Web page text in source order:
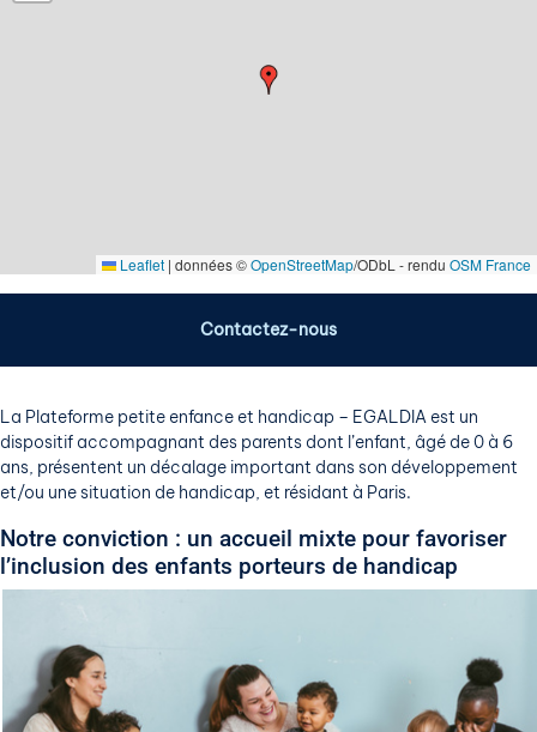
La Plateforme petite enfance et handicap – EGALDIA est un
dispositif accompagnant des parents dont l’enfant, âgé de 0 à 6
ans, présentent un décalage important dans son développement
et/ou une situation de handicap, et résidant à Paris.
Notre conviction : un accueil mixte pour favoriser
l’inclusion des enfants porteurs de handicap
Leaflet | données ©OpenStreetMap/ODbL - rendu OSM France
Contactez-nous